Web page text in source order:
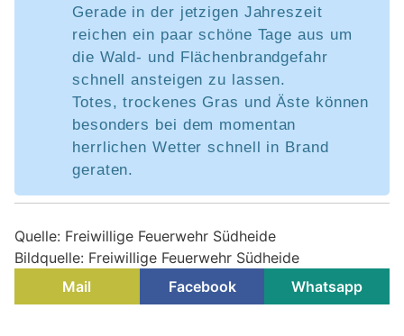
Gerade in der jetzigen Jahreszeit
reichen ein paar schöne Tage aus um
die Wald- und Flächenbrandgefahr
schnell ansteigen zu lassen.
Totes, trockenes Gras und Äste können
besonders bei dem momentan
herrlichen Wetter schnell in Brand
geraten.
Quelle: Freiwillige Feuerwehr Südheide
Bildquelle: Freiwillige Feuerwehr Südheide
Mail
Facebook Whatsapp